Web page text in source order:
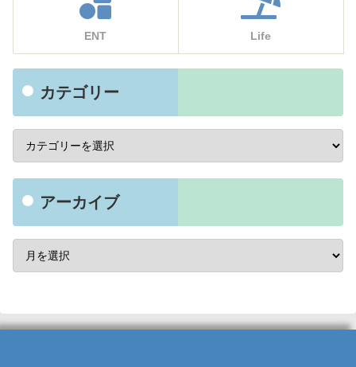
ENT Life
カテゴリー
アーカイブ